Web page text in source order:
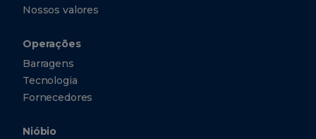
Nossos valores
Operações
Barragens
Tecnologia
Fornecedores
Nióbio